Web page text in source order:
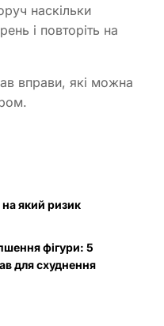
наскільки
і повторіть на
вправи, які можна
на який ризик
фігури: 5
для схуднення